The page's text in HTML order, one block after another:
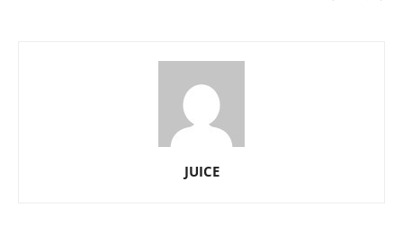
JUICE